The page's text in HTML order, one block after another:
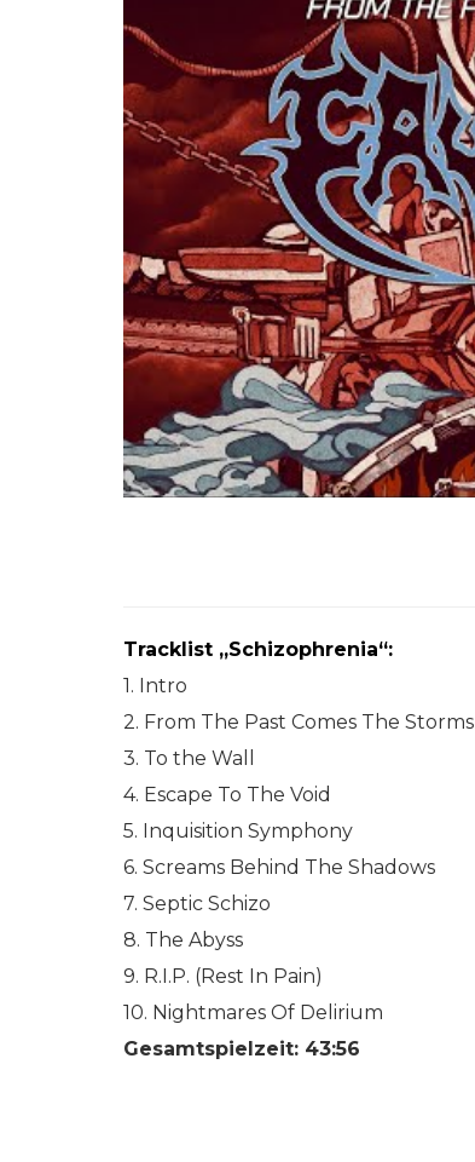
Tracklist „Schizophrenia“:
1. Intro
2. From The Past Comes The Storms
3. To the Wall
4. Escape To The Void
5. Inquisition Symphony
6. Screams Behind The Shadows
7. Septic Schizo
8. The Abyss
9. R.I.P. (Rest In Pain)
10. Nightmares Of Delirium
Gesamtspielzeit: 43:56